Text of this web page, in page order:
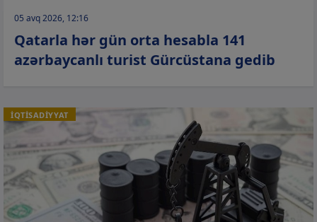
05 avq 2026, 12:16
Qatarla hər gün orta hesabla 141
azərbaycanlı turist Gürcüstana gedib
İQTİSADİYYAT